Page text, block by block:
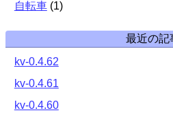
自転車 (1)
最近の記
kv-0.4.62
kv-0.4.61
kv-0.4.60